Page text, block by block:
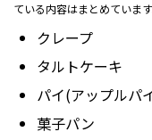
ている内容はまとめています
クレープ
タルトケーキ
パイ(アップルパ
菓子パン